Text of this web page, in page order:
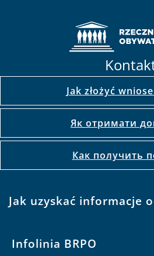
Jak złożyć
Як отримати
Как получить
Jak uzyskać informacje
Infolinia BRPO